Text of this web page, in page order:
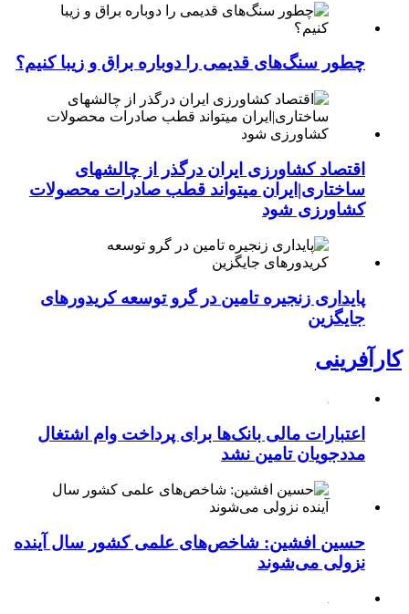
چطور سنگ‌های قدیمی را دوباره براق و زیبا کنیم؟
اقتصاد کشاورزی ایران درگذر از چالشهای
ساختاری|ایران میتواند قطب صادرات محصولات
کشاورزی شود
پایداری زنجیره تامین در گرو توسعه کریدورهای
جایگزین
کارآفرینی
اعتبارات مالی بانک‌ها برای پرداخت وام اشتغال
مددجویان تامین نشد
حسین افشین: شاخص‌های علمی کشور سال آینده
نزولی می‌شوند